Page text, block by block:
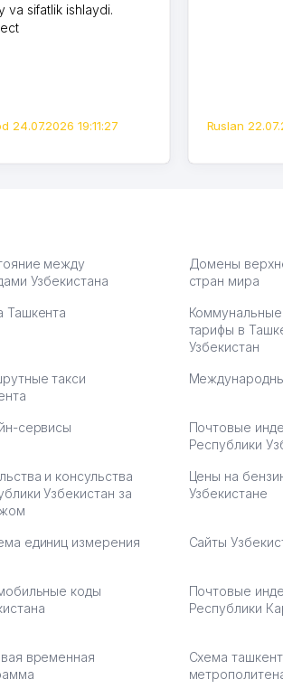
va sifatlik ishlaydi.
24.07.2026 19:11:27 Ruslan
между
Узбекистана
Домены
стран мира
Ташкента
тарифы в
Узбекистан
такси
сервисы
Почтовые
Республики
и консульства
Узбекистан за
Цены на
Узбекистане
единиц измерения Сайты
коды
Почтовые
Республики
временная
Схема